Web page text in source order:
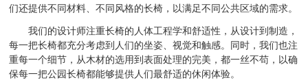
们还提供不同材料、不同风格的长椅，以满足不同公共区域的需求。
我们的设计师注重长椅的人体工程学和舒适性，从设计到制造，
每一把长椅都充分考虑到人们的坐姿、视觉和触感。同时，我们也注
重每一个细节，从木材的选用到表面处理的完美，都一丝不苟，以确
保每一把公园长椅都能够提供人们最舒适的休闲体验。